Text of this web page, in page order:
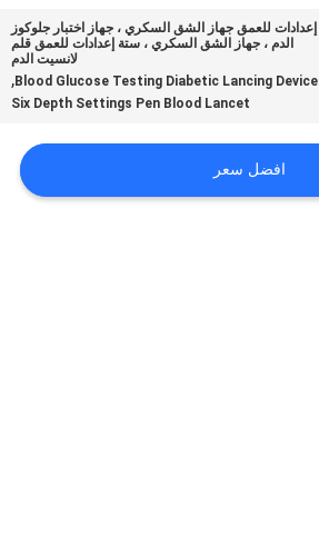
6 إعدادات للعمق جهاز الشق السكري ، جهاز اختبار جلوكوز
الدم ، جهاز الشق السكري ، ستة إعدادات للعمق قلم
لانسيت الدم
Blood Glucose Testing Diabetic Lancing Device
,
Six Depth Settings Pen Blood Lancet
افضل سعر